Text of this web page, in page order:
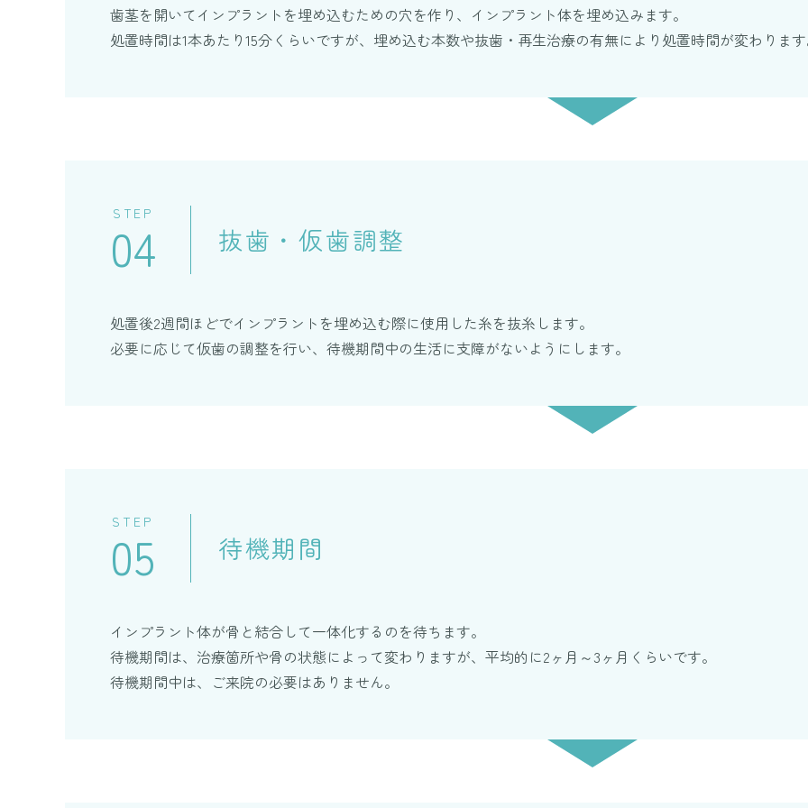
歯茎を開いてインプラントを埋め込むための穴を作り、インプラント体を埋め込みます。
処置時間は1本あたり15分くらいですが、埋め込む本数や抜歯・再生治療の有無により処置時間が変わりま
STEP
04 抜歯・仮歯調整
処置後2週間ほどでインプラントを埋め込む際に使用した糸を抜糸します。
必要に応じて仮歯の調整を行い、待機期間中の生活に支障がないようにします。
STEP
05 待機期間
インプラント体が骨と結合して一体化するのを待ちます。
待機期間は、治療箇所や骨の状態によって変わりますが、平均的に2ヶ月～3ヶ月くらいです。
待機期間中は、ご来院の必要はありません。